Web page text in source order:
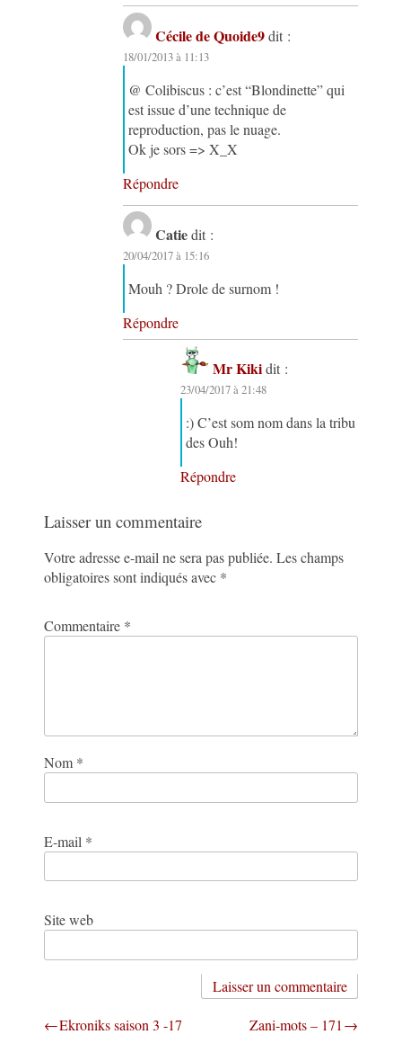
Cécile de Quoide9 dit :
18/01/2013 à 11:13
@ Colibiscus : c’est “Blondinette” qui
est issue d’une technique de
reproduction, pas le nuage.
Ok je sors => X_X
Répondre
Catie dit :
20/04/2017 à 15:16
Mouh ? Drole de surnom !
Répondre
Mr Kiki dit :
23/04/2017 à 21:48
:) C’est som nom dans la tribu
des Ouh!
Répondre
Laisser un commentaire
Votre adresse e-mail ne sera pas publiée. Les champs
obligatoires sont indiqués avec *
Commentaire *
Nom *
E-mail *
Site web
Navigation
Ekroniks saison 3 -17 Zani-mots – 171